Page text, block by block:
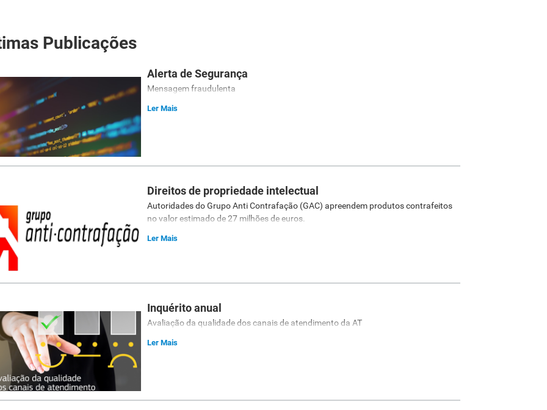
Publicações
Alerta de Segurança
Mensagem fraudulenta
Ler Mais
Direitos de propriedade intelectual
Autoridades do Grupo Anti Contrafação (GAC​) apreendem produtos contrafeitos
no valor estimado de 27 milhões de euros.
Ler Mais
Inquérito anual
Avaliação da qualidade dos canais de atendimento da AT
Ler Mais